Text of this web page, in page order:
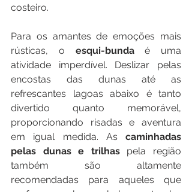
costeiro.
Para os amantes de emoções mais
rústicas, o esqui-bunda é uma
atividade imperdível. Deslizar pelas
encostas das dunas até as
refrescantes lagoas abaixo é tanto
divertido quanto memorável,
proporcionando risadas e aventura
em igual medida. As caminhadas
pelas dunas e trilhas pela região
também são altamente
recomendadas para aqueles que